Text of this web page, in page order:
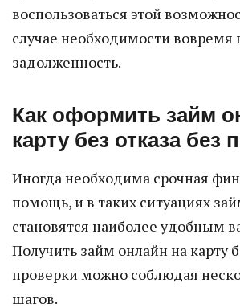
воспользоваться этой
случае необходимости вовремя
задолженность.
Как оформить займ
карту без отказа без
Иногда необходима срочная
помощь, и в таких ситуациях
становятся наиболее удобным
Получить займ онлайн на карту
проверки можно соблюдая
шагов.